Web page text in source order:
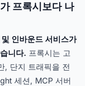
프록시보다 나
인바운드 서비스가
니다. 프록시는 고
, 단지 트래픽을 전
세션, MCP 서버